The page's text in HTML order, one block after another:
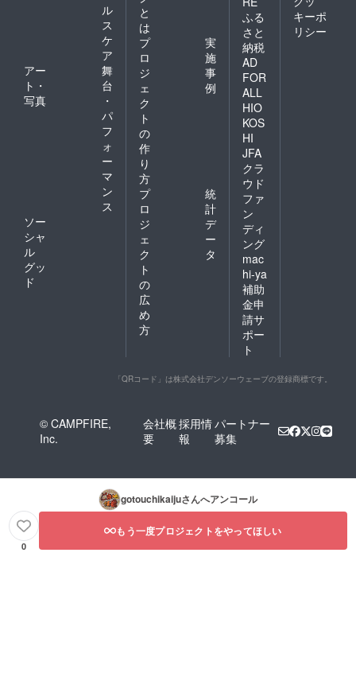
ル
ス
ケ
ア
アー
ト・
写真
舞
台
・
パ
フ
ォ
ー
マ
ン
ス
ソー
シャ
ル
グッ
ド
と
は
プ
ロ
ジ
ェ
ク
ト
の
作
り
方
実
施
事
例
プ
ロ
ジ
ェ
ク
ト
の
広
め
方
統
計
デ
ー
タ
ふる
さと
納税
AD
FOR
ALL
HIO
KOS
HI
JFA
クラ
ウド
ファ
ン
ディ
ング
mac
hi-ya
補助
金申
請サ
ポー
ト
キーポ
リシー
「QRコード」は株式会社デンソーウェーブの登録商標です。
© CAMPFIRE,
Inc.
会社概
要
採用情
報
パートナー
募集
gotouchikaijuさんへアンコール
0
もう一度プロジェクトをやってほしい